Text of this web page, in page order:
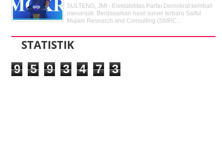
SULTENG, JMI - Elektabilitas Partai Demokrat kembali
menanjak. Berdasarkan hasil survei terbaru Saiful
Mujani Research and Consulting (SMRC...
STATISTIK
9 5 9 3 4 7 3